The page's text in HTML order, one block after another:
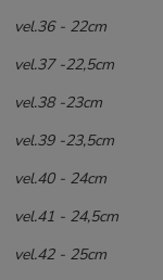
vel.36 - 22cm
vel.37 -22,5cm
vel.38 -23cm
vel.39 -23,5cm
vel.40 - 24cm
vel.41 - 24,5cm
vel.42 - 25cm